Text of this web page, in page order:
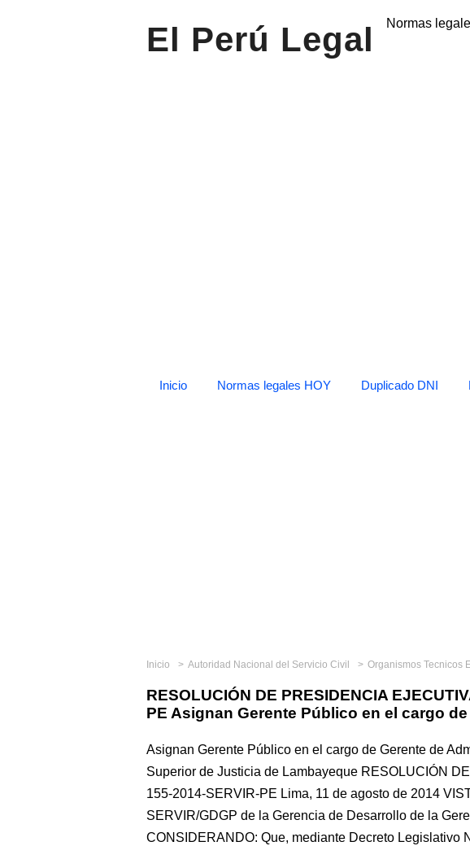
El Perú Legal Normas
Inicio Normas legales HOY Duplicado DNI
Inicio Autoridad Nacional del Servicio Civil Organismos Tecnicos
RESOLUCIÓN DE PRESIDENCIA
PE Asignan Gerente Público en el cargo de
Asignan Gerente Público en el cargo de Gerente de
Superior de Justicia de Lambayeque RESOLUCIÓN
155-2014-SERVIR-PE Lima, 11 de agosto de 2014
SERVIR/GDGP de la Gerencia de Desarrollo de la
CONSIDERANDO: Que, mediante Decreto Legislativo